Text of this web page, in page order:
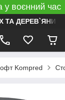
у воєнний час
ТА ДЕРЕВ`ЯНИХ
Kompred